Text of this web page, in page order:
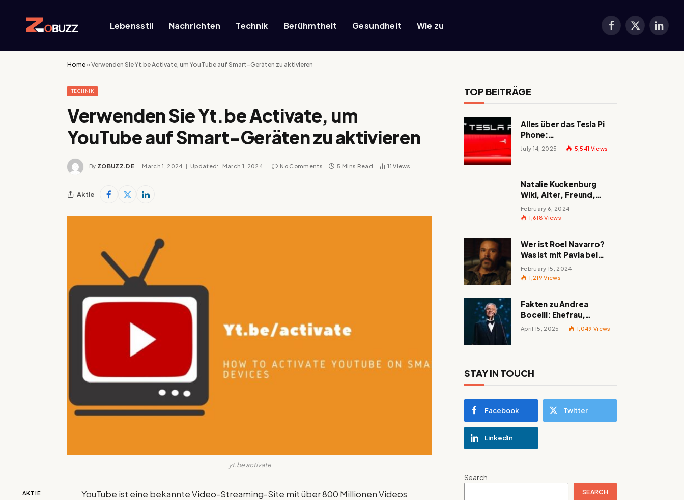
Lebensstil Nachrichten Technik Berühmtheit Gesundheit Wie zu Facebook
X
Home»Verwenden Sie Yt.be Activate, um YouTube auf Smart-Geräten zu aktivieren
TECHNIK
Verwenden Sie Yt.be Activate, um
YouTube auf Smart-Geräten zu aktivieren
By ZOBUZZ.DE March 1, 2024 Updated: March 1, 2024 No Comments 5 Mins Read 11Views
Aktie
yt.be activate
AKTIE
YouTube ist eine bekannte Video-Streaming-Site mit über 800 Millionen Videos
TOP BEITRÄGE
Alles über das Tesla Pi
Phone:
Erscheinungsdatum,
July 14, 2025 5,541 Views
Natalie Kuckenburg
Wiki, Alter, Freund,
Größe, Nationalität,
Eltern und mehr
February 6, 2024
1,618Views
Wer ist Roel Navarro?
Was ist mit Pavia bei
„Mayans MC“ passiert?
February 15, 2024
1,219Views
Fakten zu Andrea
Bocelli: Ehefrau,
berühmte Lieder,
April 15, 2025 1,049 Views
STAY IN TOUCH
Facebook Twitter
LinkedIn
Search
SEARCH